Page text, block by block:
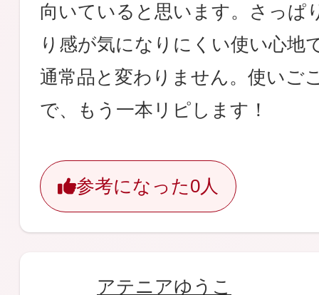
向いていると思います。さっぱ
り感が気になりにくい使い心地
通常品と変わりません。使いご
で、もう一本リピします！
参考になった0人
アテニアゆうこ